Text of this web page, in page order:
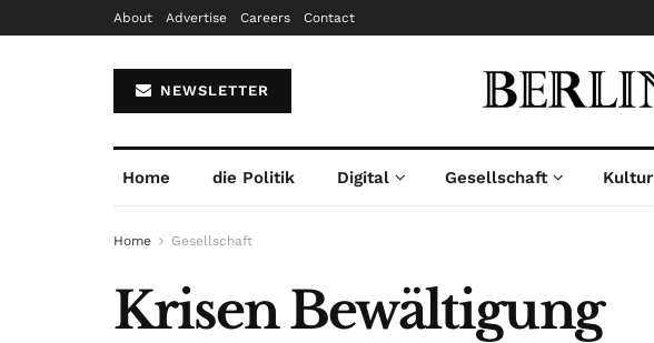
About Advertise Careers Contact
NEWSLETTER
Home die Politik Digital Gesellschaft Kultur
Home Gesellschaft
Krisen Bewältigung